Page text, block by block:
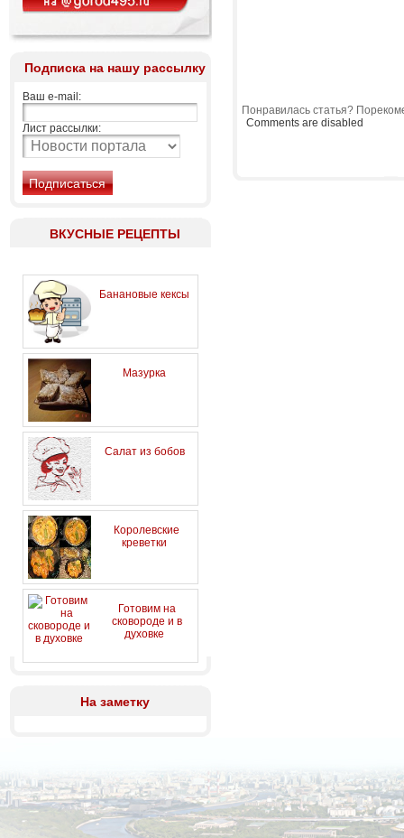
Подписка на нашу рассылку
Ваш e-mail:
Лист рассылки:
ВКУСНЫЕ РЕЦЕПТЫ
Банановые кексы
Мазурка
Салат из бобов
Королевские
креветки
Готовим на
сковороде и в
духовке
На заметку
Понравилась статья?
Comments are disabled